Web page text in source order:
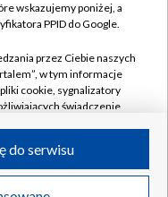
w likwidacji
wskazujemy poniżej, a
PPID do Google.
przez Ciebie naszych
w tym informacje
cookie, sygnalizatory
świadczenie
przez Ciebie
do serwisu